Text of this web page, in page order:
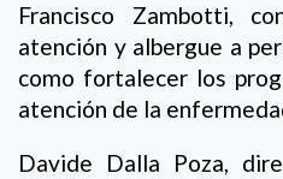
Francisco Zambotti,
atención y albergue a
como fortalecer los
atención de la
Davide Dalla Poza,